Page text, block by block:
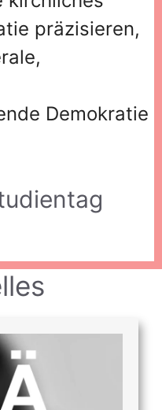
präzisieren,
Demokratie